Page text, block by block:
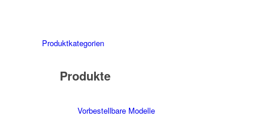
Produktkategorien
Produkte
Vorbestellbare Modelle